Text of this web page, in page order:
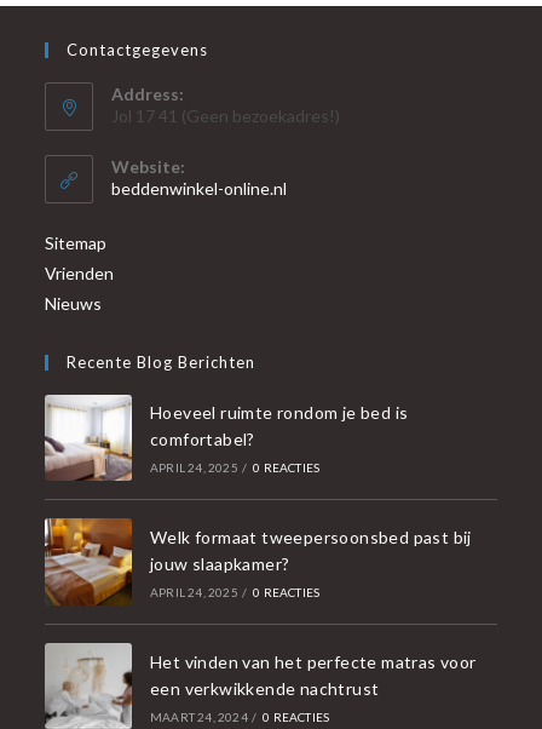
Contactgegevens
Address:
Jol 17 41 (Geen bezoekadres!)
Website:
beddenwinkel-online.nl
Sitemap
Vrienden
Nieuws
Recente Blog Berichten
Hoeveel ruimte rondom je bed is
comfortabel?
APRIL 24, 2025 / 0 REACTIES
Welk formaat tweepersoonsbed past bij
jouw slaapkamer?
APRIL 24, 2025 / 0 REACTIES
Het vinden van het perfecte matras voor
een verkwikkende nachtrust
MAART 24, 2024 / 0 REACTIES